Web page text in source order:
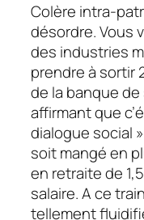
Colère intra-
désordre. Vous
des industries
prendre à sortir
de la banque
affirmant que
dialogue social »
soit mangé en
en retraite de
salaire. A ce
tellement